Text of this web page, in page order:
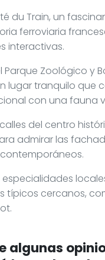
du Train, un
ferroviaria
interactivas.
Parque Zoológico y
lugar tranquilo que
con una fauna
del centro
admirar las
especialidades
típicos cercanos,
algunas